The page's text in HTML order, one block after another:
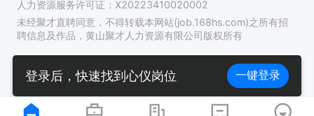
人力资源服务许可证：X20223410020002
未经聚才直聘同意，不得转载本网站(job.168hs.com)之所有招
聘信息及作品，黄山聚才人力资源有限公司版权所有
登录后，快速找到心仪岗位 一键登录